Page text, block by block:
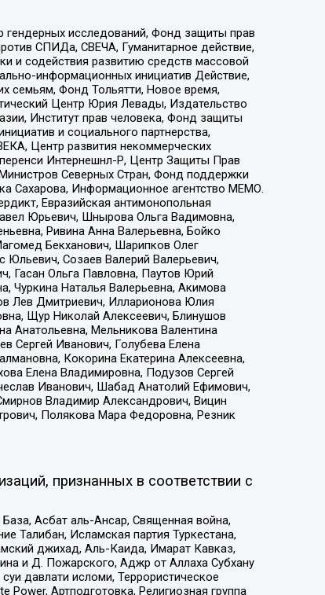
гендерных исследований, Фонд защиты прав
СПИДа, СВЕЧА, Гуманитарное действие,
и содействия развитию средств массовой
информационных инициатив Действие,
семьям, Фонд Тольятти, Новое время,
Центр Юрия Левады, Издательство
Институт прав человека, Фонд защиты
и социального партнерства,
Центр развития некоммерческих
Интернешнл-Р, Центр Защиты Прав
Северных Стран, Фонд поддержки
Сахарова, Информационное агентство МЕМО.
Евразийская антимонопольная
Юрьевич, Шнырова Ольга Вадимовна,
Ривина Анна Валерьевна, Бойко
Бекханович, Шарипков Олег
Созаев Валерий Валерьевич,
Гасан Ольга Павловна, Паутов Юрий
Чуркина Наталья Валерьевна, Акимова
Лев Дмитриевич, Илларионова Юлия
Щур Николай Алексеевич, Блинушов
Анатольевна, Мельникова Валентина
Сергей Иванович, Голубева Елена
Кокорина Екатерина Алексеевна,
Елена Владимировна, Подузов Сергей
Иванович, Шабад Анатолий Ефимович,
Владимир Александрович, Вицин
Полякова Мара Федоровна, Резник
признанных в соответствии с
Асбат аль-Ансар, Священная война,
Талибан, Исламская партия Туркестана,
джихад, Аль-Каида, Имарат Кавказ,
и Д. Пожарского, Аджр от Аллаха Субхану
давлати исломи, Террористическое
Артподготовка, Религиозная группа